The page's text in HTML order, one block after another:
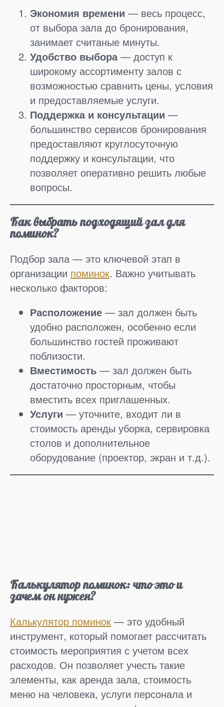
Экономия времени — весь процесс,
от выбора зала до бронирования,
занимает считаные минуты.
Удобство выбора— доступ к
широкому ассортименту залов с
возможностью сравнить цены, условия
и предоставляемые услуги.
Поддержка и консультации —
большинство сервисов бронирования
предоставляют круглосуточную
поддержку и консультации, что
позволяет оперативно решить любые
вопросы.
Как выбрать подходящий зал для
поминок?
Подбор зала — это ключевой этап в
организации поминок. Важно учитывать
несколько факторов:
Расположение — зал должен быть
удобно расположен, особенно если
большинство гостей проживают
поблизости.
Вместимость — зал должен быть
достаточно просторным, чтобы
вместить всех приглашенных.
Услуги — уточните, входит ли в
стоимость аренды уборка, сервировка
столов и дополнительное
оборудование (проектор, экран и т.д.).
Калькулятор поминок: что это и
зачем он нужен?
Калькулятор поминок — это удобный
инструмент, который помогает рассчитать
стоимость мероприятия с учетом всех
расходов. Он позволяет учесть такие
элементы, как аренда зала, стоимость
меню на человека, услуги персонала и